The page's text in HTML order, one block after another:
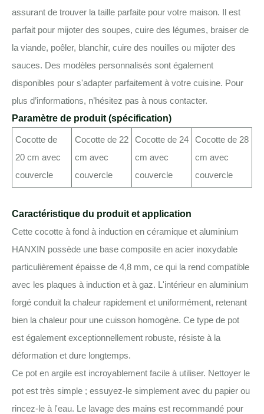
assurant de trouver la taille parfaite pour votre maison. Il est
parfait pour mijoter des soupes, cuire des légumes, braiser de
la viande, poêler, blanchir, cuire des nouilles ou mijoter des
sauces. Des modèles personnalisés sont également
disponibles pour s'adapter parfaitement à votre cuisine. Pour
plus d’informations, n’hésitez pas à nous contacter.
Paramètre de produit (spécification)
Cocotte de
20 cm avec
couvercle
Cocotte de 22
cm avec
couvercle
Cocotte de 24
cm avec
couvercle
Cocotte de 28
cm avec
couvercle
Caractéristique du produit et application
Cette cocotte à fond à induction en céramique et aluminium
HANXIN possède une base composite en acier inoxydable
particulièrement épaisse de 4,8 mm, ce qui la rend compatible
avec les plaques à induction et à gaz. L'intérieur en aluminium
forgé conduit la chaleur rapidement et uniformément, retenant
bien la chaleur pour une cuisson homogène. Ce type de pot
est également exceptionnellement robuste, résiste à la
déformation et dure longtemps.
Ce pot en argile est incroyablement facile à utiliser. Nettoyer le
pot est très simple ; essuyez-le simplement avec du papier ou
rincez-le à l'eau. Le lavage des mains est recommandé pour